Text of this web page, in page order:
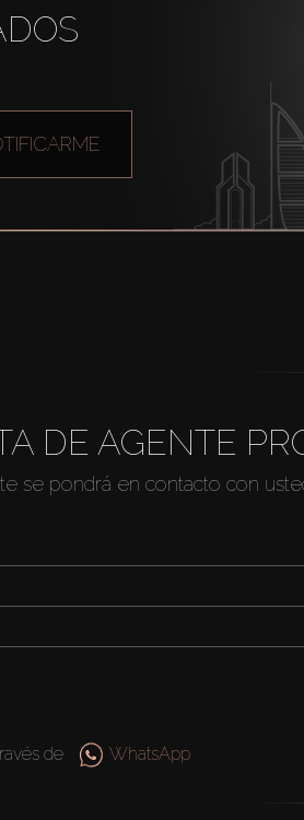
DE AGENTE
se pondrá en contacto con
de WhatsApp